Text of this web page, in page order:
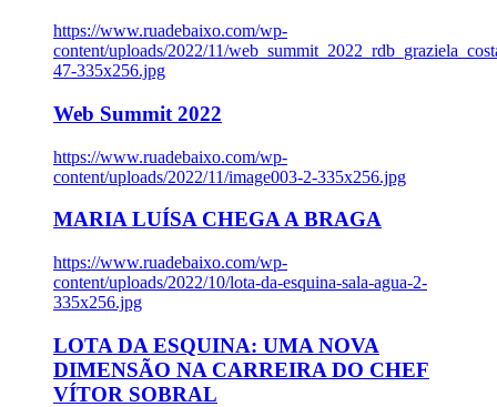
https://www.ruadebaixo.com/wp-
content/uploads/2022/11/
47-335x256.jpg
Web Summit 2022
https://www.ruadebaixo.com/wp-
content/uploads/2022/11/image003-2-335x256.jpg
MARIA LUÍSA CHEGA A BRAGA
https://www.ruadebaixo.com/wp-
content/uploads/2022/10/lota-da-esquina-sala-agua-2-
335x256.jpg
LOTA DA ESQUINA: UMA NOVA
DIMENSÃO NA CARREIRA DO CHEF
VÍTOR SOBRAL